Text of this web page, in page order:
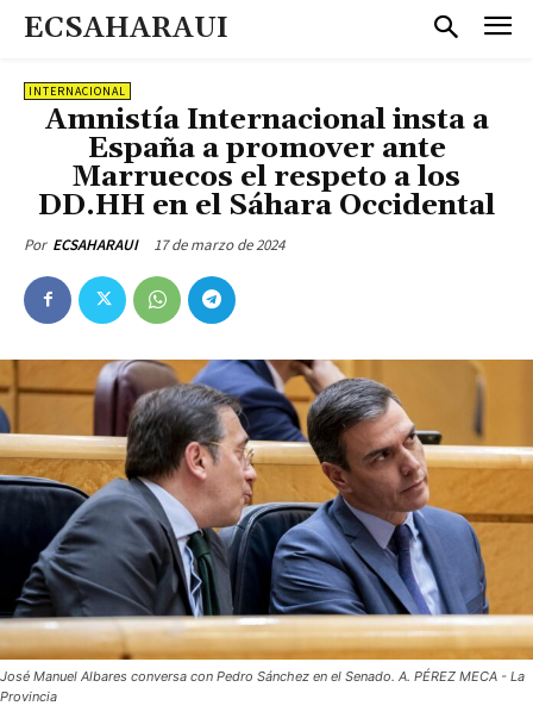
ECSAHARAUI
INTERNACIONAL
Amnistía Internacional insta a
España a promover ante
Marruecos el respeto a los
DD.HH en el Sáhara Occidental
Por ECSAHARAUI 17 de marzo de 2024
José Manuel Albares conversa con Pedro Sánchez en el Senado. A. PÉREZ MECA - La
Provincia